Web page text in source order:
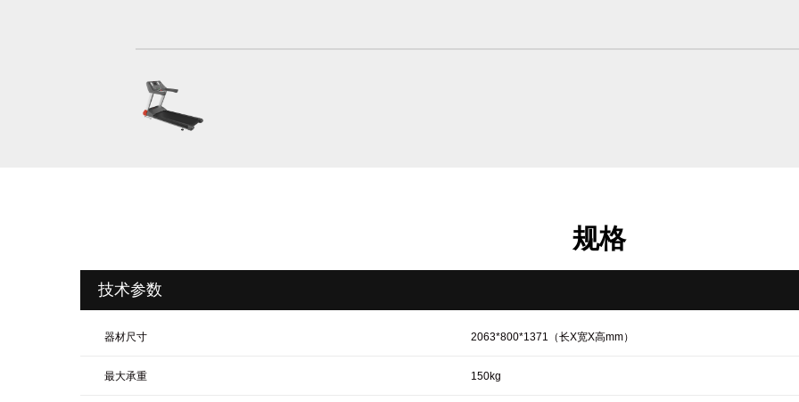
规格
技术参数
器材尺寸 2063*800*1371（长X宽X高mm）
最大承重 150kg